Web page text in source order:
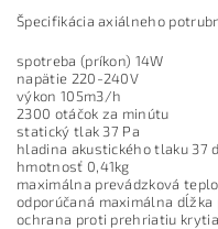
Špecifikácia axiálneho
spotreba (príkon) 14W
napätie 220-240V
výkon 105m3/h
2300 otáčok za minútu
statický tlak 37 Pa
hladina akustického tlaku 37
hmotnosť 0,41kg
maximálna prevádzková
odporúčaná maximálna dĺžka
ochrana proti prehriatiu